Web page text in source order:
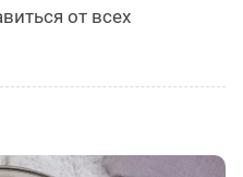
от всех